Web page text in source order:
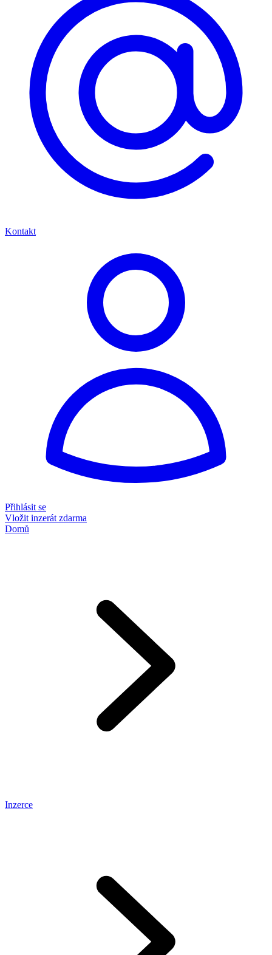
Kontakt
Přihlásit se
Vložit inzerát zdarma
Domů
Inzerce